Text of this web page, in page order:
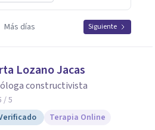
Más días Siguiente
Lozano Jacas
constructivista
/ 5
Terapia Online